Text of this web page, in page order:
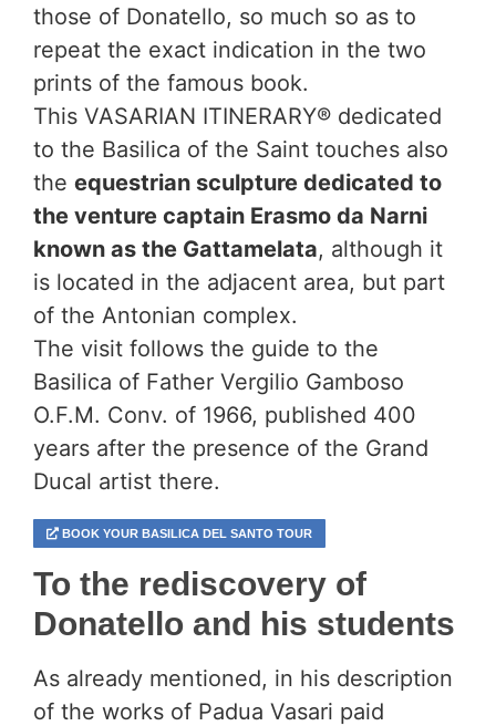
those of Donatello, so much so as to
repeat the exact indication in the two
prints of the famous book.
This VASARIAN ITINERARY® dedicated
to the Basilica of the Saint touches also
the equestrian sculpture dedicated to
the venture captain Erasmo da Narni
known as the Gattamelata, although it
is located in the adjacent area, but part
of the Antonian complex.
The visit follows the guide to the
Basilica of Father Vergilio Gamboso
O.F.M. Conv. of 1966, published 400
years after the presence of the Grand
Ducal artist there.
BOOK YOUR BASILICA DEL SANTO TOUR
To the rediscovery of
Donatello and his students
As already mentioned, in his description
of the works of Padua Vasari paid